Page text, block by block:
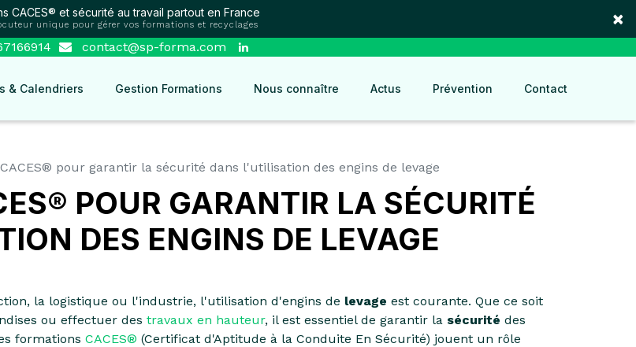
CACES® et sécurité au travail partout en France
unique pour gérer vos formations et recyclages ×
contact@sp-forma.com
& Calendriers Gestion Formations Nous connaître Actus Prévention Contact
pour garantir la sécurité dans l'utilisation des engins de levage
POUR GARANTIR LA SÉCURITÉ
DES ENGINS DE LEVAGE
la logistique ou l'industrie, l'utilisation d'engins de levage est courante. Que ce soit
ou effectuer des travaux en hauteur, il est essentiel de garantir la sécurité des
formations CACES® (Certificat d'Aptitude à la Conduite En Sécurité) jouent un rôle